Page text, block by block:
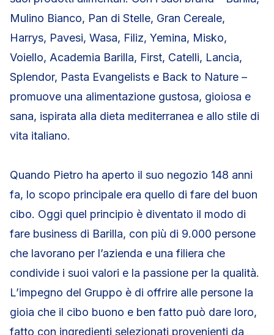
Mulino Bianco, Pan di Stelle, Gran Cereale,
Harrys, Pavesi, Wasa, Filiz, Yemina, Misko,
Voiello, Academia Barilla, First, Catelli, Lancia,
Splendor, Pasta Evangelists e Back to Nature –
promuove una alimentazione gustosa, gioiosa e
sana, ispirata alla dieta mediterranea e allo stile di
vita italiano.
Quando Pietro ha aperto il suo negozio 148 anni
fa, lo scopo principale era quello di fare del buon
cibo. Oggi quel principio è diventato il modo di
fare business di Barilla, con più di 9.000 persone
che lavorano per l’azienda e una filiera che
condivide i suoi valori e la passione per la qualità.
L’impegno del Gruppo è di offrire alle persone la
gioia che il cibo buono e ben fatto può dare loro,
fatto con ingredienti selezionati provenienti da